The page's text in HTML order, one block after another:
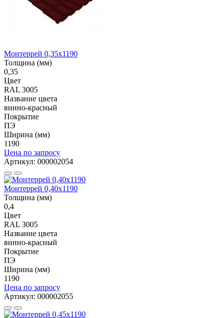
Монтеррей 0,35х1190
Толщина (мм)
0,35
Цвет
RAL 3005
Название цвета
винно-красный
Покрытие
ПЭ
Ширина (мм)
1190
Цена по запросу
Артикул: 000002054
Монтеррей 0,40х1190
Толщина (мм)
0,4
Цвет
RAL 3005
Название цвета
винно-красный
Покрытие
ПЭ
Ширина (мм)
1190
Цена по запросу
Артикул: 000002055